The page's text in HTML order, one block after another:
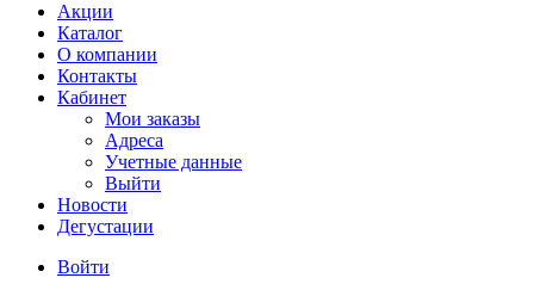
Акции
Каталог
О компании
Контакты
Кабинет
Мои заказы
Адреса
Учетные данные
Выйти
Новости
Дегустации
Войти